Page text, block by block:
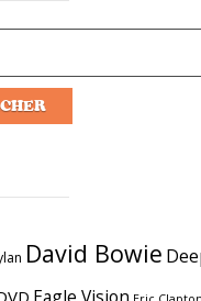
David Bowie